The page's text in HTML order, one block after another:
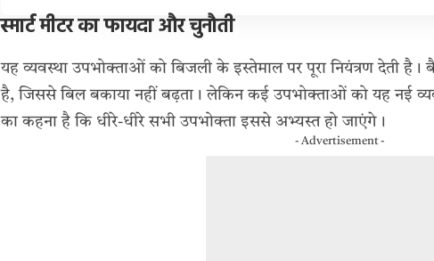
स्मार्ट मीटर का फायदा और चुनौती
यह व्यवस्था उपभोक्ताओं को बिजली के इस्तेमाल पर पूरा नियंत्रण देती
है, जिससे बिल बकाया नहीं बढ़ता। लेकिन कई उपभोक्ताओं को यह नई
का कहना है कि धीरे-धीरे सभी उपभोक्ता इससे अभ्यस्त हो जाएंगे।
- Advertisement -